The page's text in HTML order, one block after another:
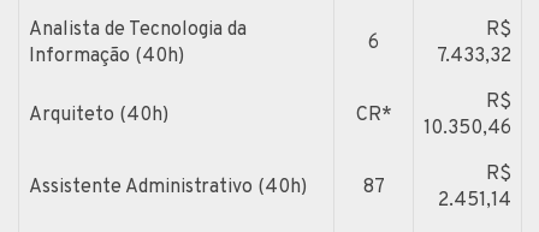
Analista de Tecnologia da
Informação (40h)
6
R$
7.433,32
Arquiteto (40h) CR*
R$
10.350,46
Assistente Administrativo (40h) 87
R$
2.451,14